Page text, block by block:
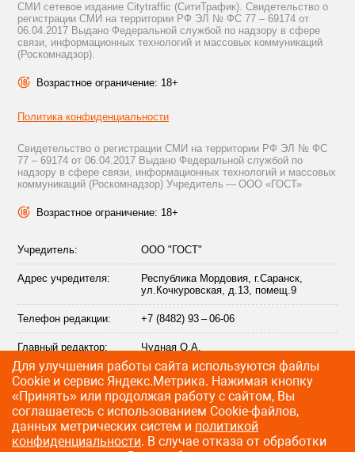
СМИ сетевое издание Citytraffic (СитиТрафик). Свидетельство о
регистрации СМИ на территории РФ ЭЛ № ФС 77 – 69174 от
06.04.2017 Выдано Федеральной службой по надзору в сфере
связи, информационных технологий и массовых коммуникаций
(Роскомнадзор).
Возрастное ограничение: 18+
Политика конфиденциальности
Свидетельство о регистрации СМИ на территории РФ ЭЛ № ФС
77 – 69174 от 06.04.2017 Выдано Федеральной службой по
надзору в сфере связи, информационных технологий и массовых
коммуникаций (Роскомнадзор) Учредитель — ООО «ГОСТ»
Возрастное ограничение: 18+
Учредитель: ООО "ГОСТ"
Адрес учредителя:
Республика Мордовия, г.Саранск,
ул.Кочкуровская, д.13, помещ.9
Телефон редакции: +7 (8482) 93 – 06-06
Главный редактор: Чудная О.А.
Адрес электронной
почты редакции:
info@citytraffic.ru
Для улучшения работы сайта используются файлы
Сookie и сервис Яндекс.Метрика. Нажимая кнопку
«Принять» или продолжая работу с сайтом, Вы
соглашаетесь с использованием Cookie-файлов,
данных метрических систем и политикой
конфиденциальности. В случае отказа от обработки